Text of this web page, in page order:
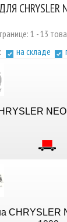
CHRYSLER
1 - 13
на складе